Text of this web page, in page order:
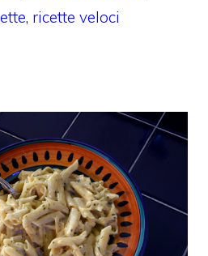
, ricette veloci